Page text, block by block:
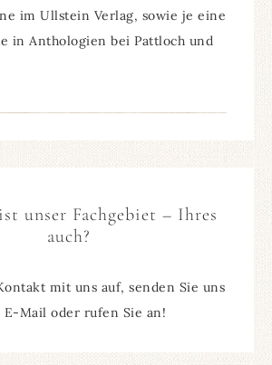
im Ullstein Verlag, sowie je eine
in Anthologien bei Pattloch und
unser Fachgebiet – Ihres
auch?
mit uns auf, senden Sie uns
E-Mail oder rufen Sie an!